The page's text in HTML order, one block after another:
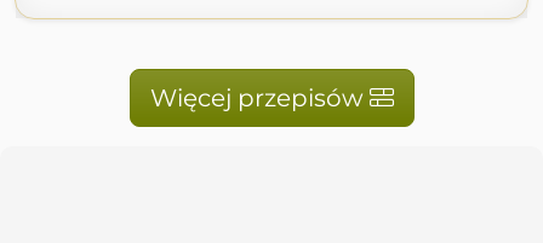
Więcej przepisów